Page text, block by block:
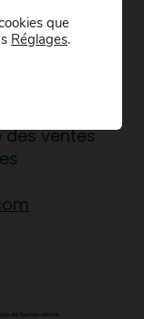
ventes
des ventes
que
Réglages.